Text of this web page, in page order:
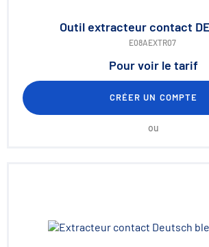
Outil extracteur contact
E08AEXTR07
Pour voir le tarif
CRÉER UN COMPTE
ou